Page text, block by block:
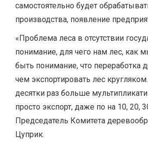
самостоятельно будет
производства, появление
«Проблема леса в отсутствии
понимание, для чего нам лес, как
быть понимание, что переработка
чем экспортировать лес
десятки раз больше
просто экспорт, даже по на 10, 20,
Председатель Комитета
Цуприк.